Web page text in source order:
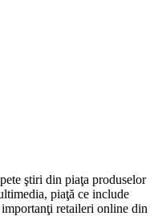
ştiri din piaţa produselor
piaţă ce include
retaileri online din